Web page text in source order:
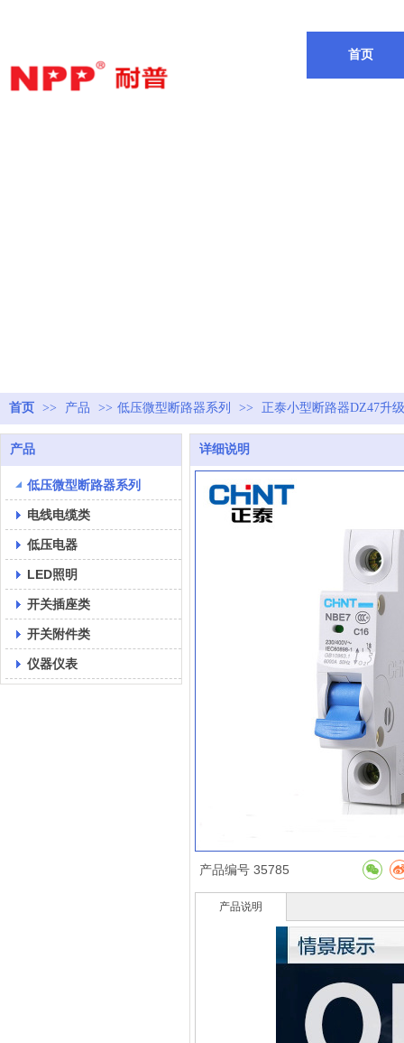
首页
首页 >> 产品 >> 低压微型断路器系列 >> 正泰小型断路器DZ47升
产品
低压微型断路器系列
电线电缆类
低压电器
LED照明
开关插座类
开关附件类
仪器仪表
详细说明
产品编号 35785
产品说明